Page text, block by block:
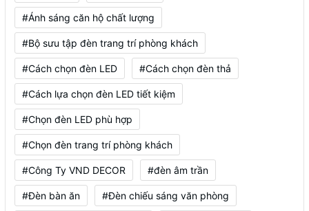
#Ánh sáng căn hộ chất lượng
#Bộ sưu tập đèn trang trí phòng khách
#Cách chọn đèn LED #Cách chọn đèn thả
#Cách lựa chọn đèn LED tiết kiệm
#Chọn đèn LED phù hợp
#Chọn đèn trang trí phòng khách
#Công Ty VND DECOR #đèn âm trần
#Đèn bàn ăn #Đèn chiếu sáng văn phòng